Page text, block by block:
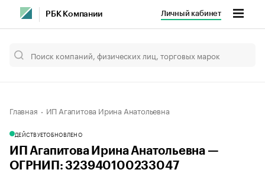
РБК Компании Личный кабинет
Главная ИП Агапитова Ирина Анатольевна
ДЕЙСТВУЕТОБНОВЛЕНО
ИП Агапитова Ирина Анатольевна —
ОГРНИП: 323940100233047